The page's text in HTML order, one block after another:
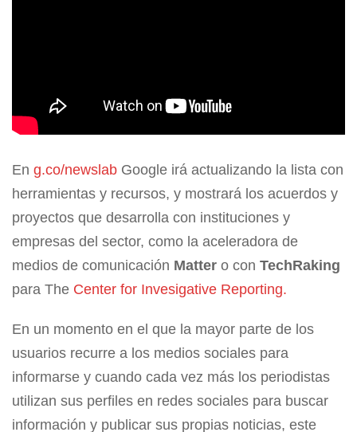
En g.co/newslab Google irá actualizando la lista con
herramientas y recursos, y mostrará los acuerdos y
proyectos que desarrolla con instituciones y
empresas del sector, como la aceleradora de
medios de comunicación Matter o con TechRaking
para The Center for Invesigative Reporting.
En un momento en el que la mayor parte de los
usuarios recurre a los medios sociales para
informarse y cuando cada vez más los periodistas
utilizan sus perfiles en redes sociales para buscar
información y publicar sus propias noticias, este